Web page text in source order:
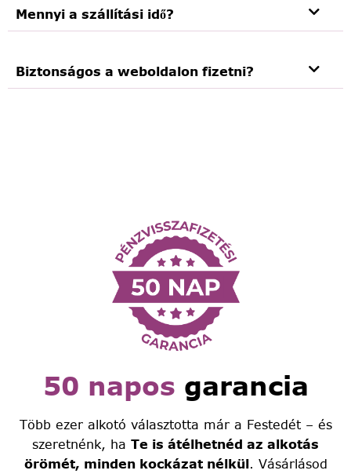
Mennyi a szállítási idő?
Biztonságos a weboldalon fizetni?
50 napos garancia
Több ezer alkotó választotta már a Festedét – és
szeretnénk, ha Te is átélhetnéd az alkotás
örömét, minden kockázat nélkül. Vásárlásod